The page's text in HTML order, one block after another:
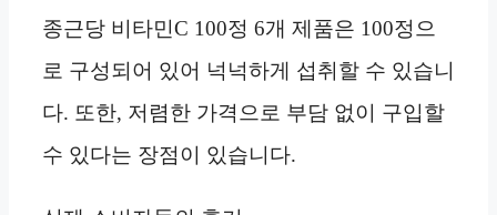
종근당 비타민C 100정 6개 제품은 100정으
로 구성되어 있어 넉넉하게 섭취할 수 있습니
다. 또한, 저렴한 가격으로 부담 없이 구입할
수 있다는 장점이 있습니다.